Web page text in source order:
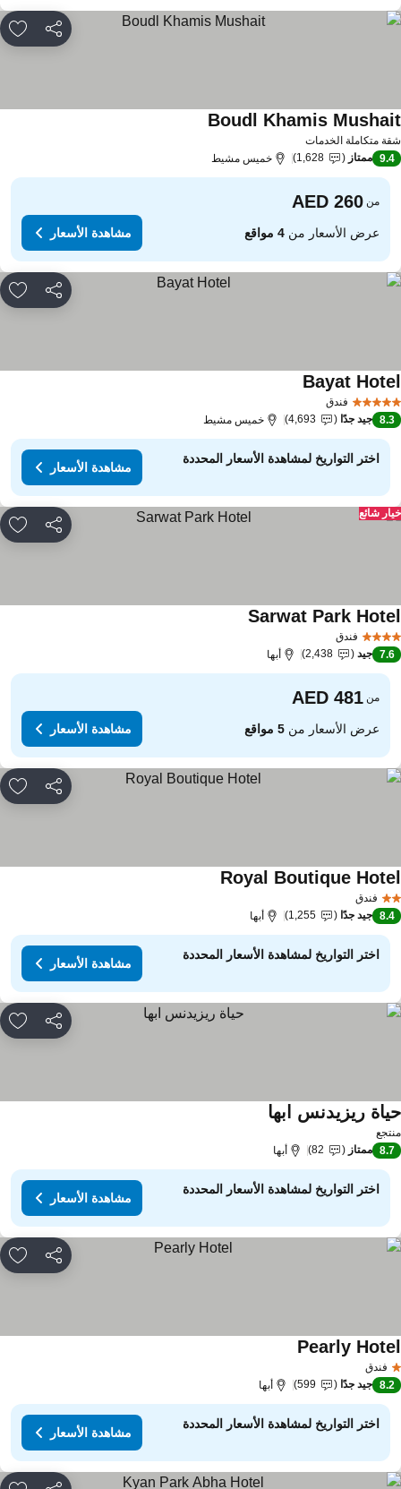
مشاركة
متكاملة الخدمات
Boudl Khamisمشاهدة الأسعار
9.4 ممتاز 1,628 خميس مشيط
من
عرض الأسعار من4 مواقع مشاهدة الأسعار
مشاركة
فندق
Bayatمشاهدة الأسعار
8.3 جيد جدًا 4,693 خميس مشيط
اختر التواريخ لمشاهدة الأسعار المحددة
مشاهدة الأسعار
مشاركة
شائع
فندق
Sarwat Parkمشاهدة الأسعار
7.6 جيد 2,438 أبها
من
عرض الأسعار من5 مواقع مشاهدة الأسعار
مشاركة
فندق
Royal Boutiqueمشاهدة الأسعار
8.4 جيد جدًا 1,255 أبها
اختر التواريخ لمشاهدة الأسعار المحددة
مشاهدة الأسعار
مشاركة
ريزيدنس ابهامشاهدة الأسعار
8.7 ممتاز 82 أبها
اختر التواريخ لمشاهدة الأسعار المحددة
مشاهدة الأسعار
مشاركة
فندق
Pearlyمشاهدة الأسعار
8.2 جيد جدًا 599 أبها
اختر التواريخ لمشاهدة الأسعار المحددة
مشاهدة الأسعار